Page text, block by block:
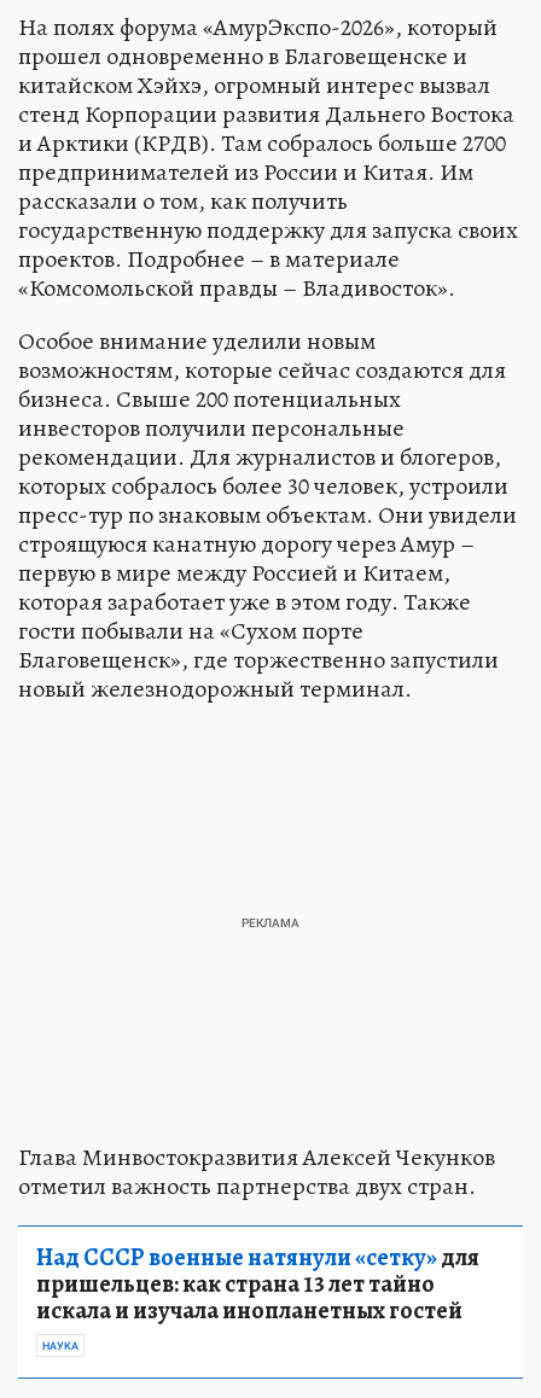
На полях форума «АмурЭкспо-2026», который
прошел одновременно в Благовещенске и
китайском Хэйхэ, огромный интерес вызвал
стенд Корпорации развития Дальнего Востока
и Арктики (КРДВ). Там собралось больше 2700
предпринимателей из России и Китая. Им
рассказали о том, как получить
государственную поддержку для запуска своих
проектов. Подробнее – в материале
«Комсомольской правды – Владивосток».
Особое внимание уделили новым
возможностям, которые сейчас создаются для
бизнеса. Свыше 200 потенциальных
инвесторов получили персональные
рекомендации. Для журналистов и блогеров,
которых собралось более 30 человек, устроили
пресс-тур по знаковым объектам. Они увидели
строящуюся канатную дорогу через Амур –
первую в мире между Россией и Китаем,
которая заработает уже в этом году. Также
гости побывали на «Сухом порте
Благовещенск», где торжественно запустили
новый железнодорожный терминал.
Глава Минвостокразвития Алексей Чекунков
отметил важность партнерства двух стран.
Над СССР военные натянули «сетку»для
пришельцев: как страна 13 лет тайно
искала и изучала инопланетных гостей
НАУКА